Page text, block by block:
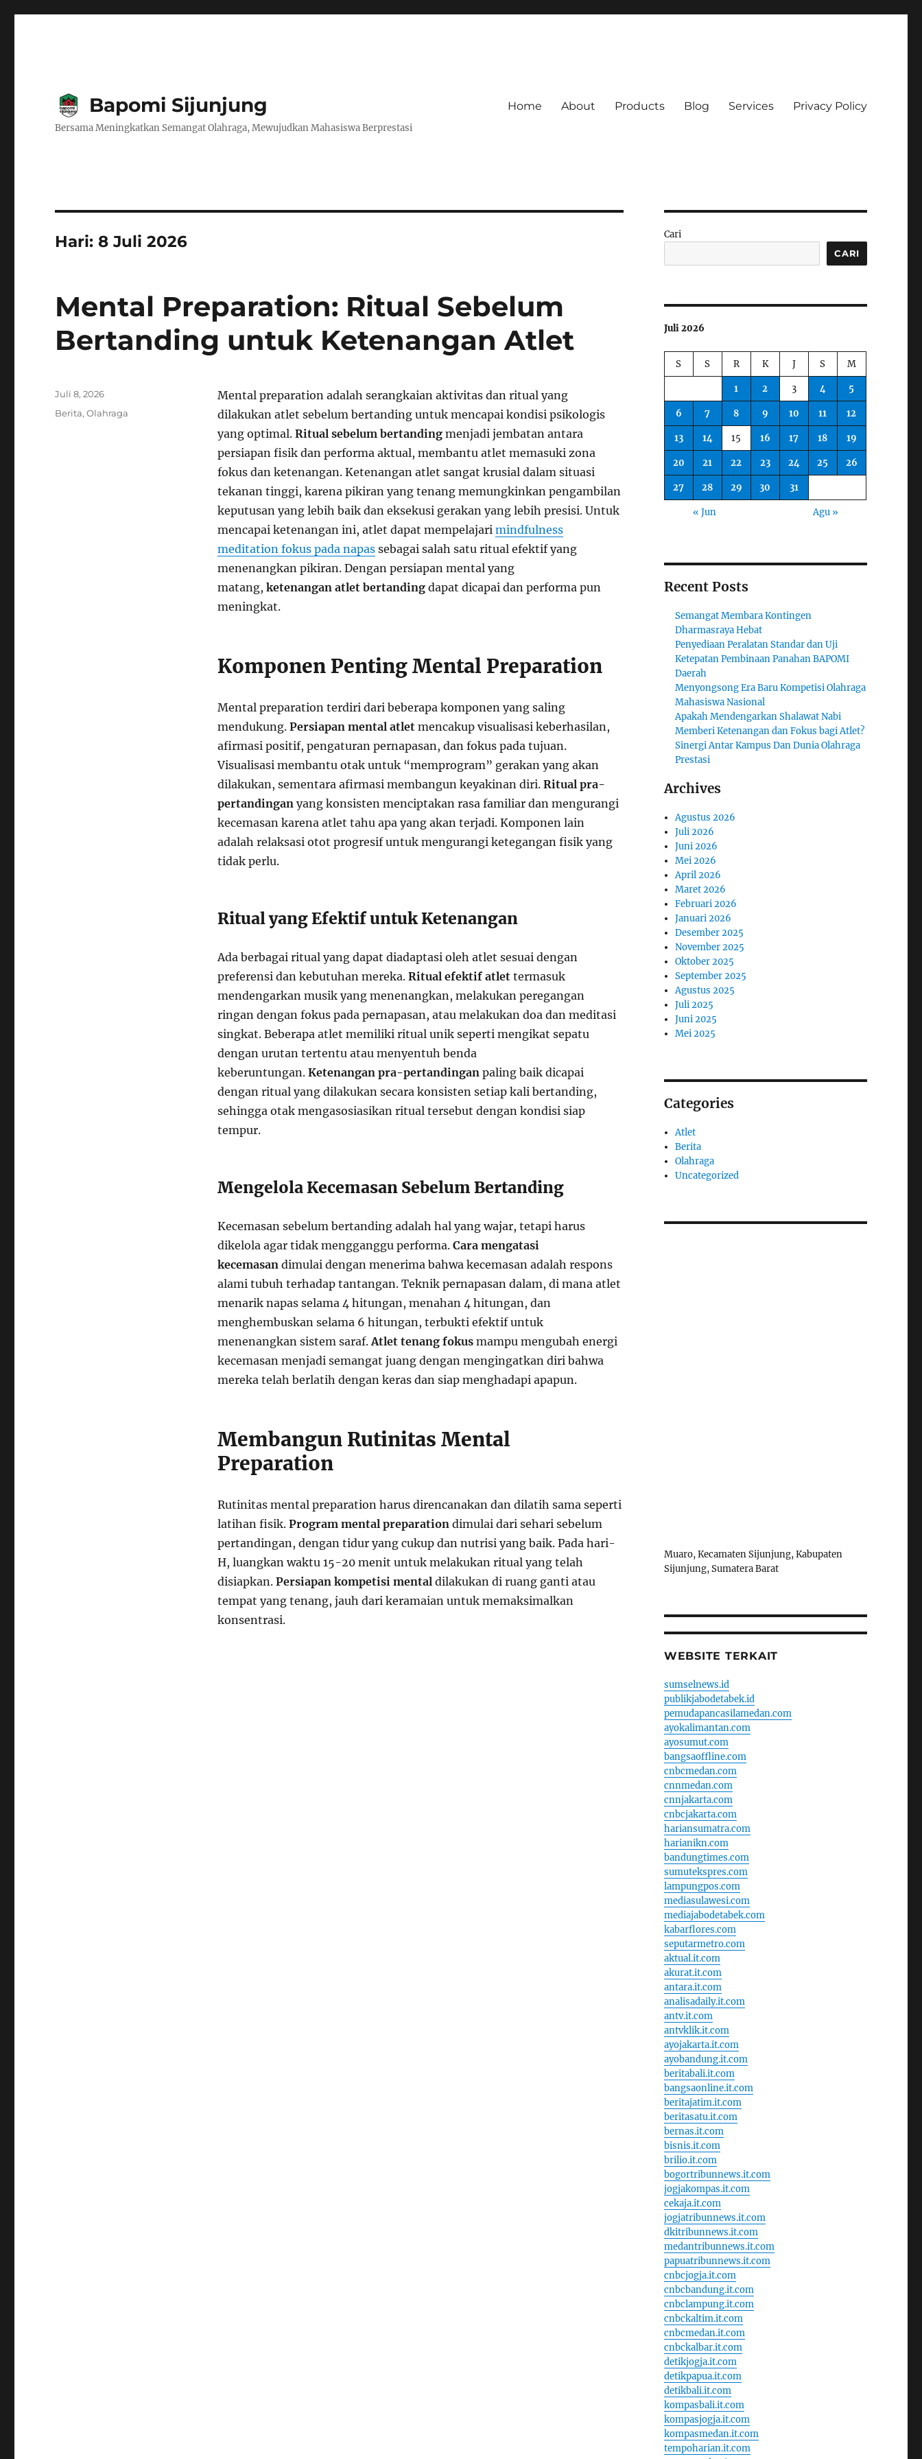
Bapomi Sijunjung
Bersama Meningkatkan Semangat Olahraga, Mewujudkan Mahasiswa Berprestasi
Home About Products Blog Services Privacy Policy
Hari:8 Juli 2026
Mental Preparation: Ritual Sebelum
Bertanding untuk Ketenangan Atlet
Mental preparation adalah serangkaian aktivitas dan ritual yang
dilakukan atlet sebelum bertanding untuk mencapai kondisi psikologis
yang optimal. Ritual sebelum bertandingmenjadi jembatan antara
persiapan fisik dan performa aktual, membantu atlet memasuki zona
fokus dan ketenangan. Ketenangan atlet sangat krusial dalam situasi
tekanan tinggi, karena pikiran yang tenang memungkinkan pengambilan
keputusan yang lebih baik dan eksekusi gerakan yang lebih presisi. Untuk
mencapai ketenangan ini, atlet dapat mempelajari mindfulness
meditation fokus pada napassebagai salah satu ritual efektif yang
menenangkan pikiran. Dengan persiapan mental yang
matang, ketenangan atlet bertandingdapat dicapai dan performa pun
meningkat.
Komponen Penting Mental Preparation
Mental preparation terdiri dari beberapa komponen yang saling
mendukung. Persiapan mental atletmencakup visualisasi keberhasilan,
afirmasi positif, pengaturan pernapasan, dan fokus pada tujuan.
Visualisasi membantu otak untuk “memprogram” gerakan yang akan
dilakukan, sementara afirmasi membangun keyakinan diri. Ritual pra-
pertandinganyang konsisten menciptakan rasa familiar dan mengurangi
kecemasan karena atlet tahu apa yang akan terjadi. Komponen lain
adalah relaksasi otot progresif untuk mengurangi ketegangan fisik yang
tidak perlu.
Ritual yang Efektif untuk Ketenangan
Ada berbagai ritual yang dapat diadaptasi oleh atlet sesuai dengan
preferensi dan kebutuhan mereka. Ritual efektif atlettermasuk
mendengarkan musik yang menenangkan, melakukan peregangan
ringan dengan fokus pada pernapasan, atau melakukan doa dan meditasi
singkat. Beberapa atlet memiliki ritual unik seperti mengikat sepatu
dengan urutan tertentu atau menyentuh benda
keberuntungan. Ketenangan pra-pertandinganpaling baik dicapai
dengan ritual yang dilakukan secara konsisten setiap kali bertanding,
sehingga otak mengasosiasikan ritual tersebut dengan kondisi siap
tempur.
Mengelola Kecemasan Sebelum Bertanding
Kecemasan sebelum bertanding adalah hal yang wajar, tetapi harus
dikelola agar tidak mengganggu performa. Cara mengatasi
kecemasandimulai dengan menerima bahwa kecemasan adalah respons
alami tubuh terhadap tantangan. Teknik pernapasan dalam, di mana atlet
menarik napas selama 4 hitungan, menahan 4 hitungan, dan
menghembuskan selama 6 hitungan, terbukti efektif untuk
menenangkan sistem saraf.Atlet tenang fokusmampu mengubah energi
kecemasan menjadi semangat juang dengan mengingatkan diri bahwa
mereka telah berlatih dengan keras dan siap menghadapi apapun.
Membangun Rutinitas Mental
Preparation
Rutinitas mental preparation harus direncanakan dan dilatih sama seperti
latihan fisik. Program mental preparationdimulai dari sehari sebelum
pertandingan, dengan tidur yang cukup dan nutrisi yang baik. Pada hari-
H, luangkan waktu 15-20 menit untuk melakukan ritual yang telah
disiapkan. Persiapan kompetisi mentaldilakukan di ruang ganti atau
tempat yang tenang, jauh dari keramaian untuk memaksimalkan
konsentrasi.
Posted
Juli 8, 2026
Categories
Berita,Olahraga
Cari
CARI
Juli 2026
S S R K J S M
1 2 3 4 5
6 7 8 9 10 11 12
13 14 15 16 17 18 19
20 21 22 23 24 25 26
27 28 29 30 31
« Jun Agu »
Recent Posts
Semangat Membara Kontingen
Dharmasraya Hebat
Penyediaan Peralatan Standar dan Uji
Ketepatan Pembinaan Panahan BAPOMI
Daerah
Menyongsong Era Baru Kompetisi Olahraga
Mahasiswa Nasional
Apakah Mendengarkan Shalawat Nabi
Memberi Ketenangan dan Fokus bagi Atlet?
Sinergi Antar Kampus Dan Dunia Olahraga
Prestasi
Archives
Agustus 2026
Juli 2026
Juni 2026
Mei 2026
April 2026
Maret 2026
Februari 2026
Januari 2026
Desember 2025
November 2025
Oktober 2025
September 2025
Agustus 2025
Juli 2025
Juni 2025
Mei 2025
Categories
Atlet
Berita
Olahraga
Uncategorized
Muaro, Kecamaten Sijunjung, Kabupaten
Sijunjung, Sumatera Barat
WEBSITE TERKAIT
sumselnews.id
publikjabodetabek.id
pemudapancasilamedan.com
ayokalimantan.com
ayosumut.com
bangsaoffline.com
cnbcmedan.com
cnnmedan.com
cnnjakarta.com
cnbcjakarta.com
hariansumatra.com
harianikn.com
bandungtimes.com
sumutekspres.com
lampungpos.com
mediasulawesi.com
mediajabodetabek.com
kabarflores.com
seputarmetro.com
aktual.it.com
akurat.it.com
antara.it.com
analisadaily.it.com
antv.it.com
antvklik.it.com
ayojakarta.it.com
ayobandung.it.com
beritabali.it.com
bangsaonline.it.com
beritajatim.it.com
beritasatu.it.com
bernas.it.com
bisnis.it.com
brilio.it.com
bogortribunnews.it.com
jogjakompas.it.com
cekaja.it.com
jogjatribunnews.it.com
dkitribunnews.it.com
medantribunnews.it.com
papuatribunnews.it.com
cnbcjogja.it.com
cnbcbandung.it.com
cnbclampung.it.com
cnbckaltim.it.com
cnbcmedan.it.com
cnbckalbar.it.com
detikjogja.it.com
detikpapua.it.com
detikbali.it.com
kompasbali.it.com
kompasjogja.it.com
kompasmedan.it.com
tempoharian.it.com